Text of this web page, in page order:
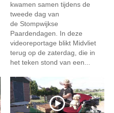
kwamen samen tijdens de
tweede dag van
de Stompwijkse
Paardendagen. In deze
videoreportage blikt Midvliet
terug op de zaterdag, die in
het teken stond van een...